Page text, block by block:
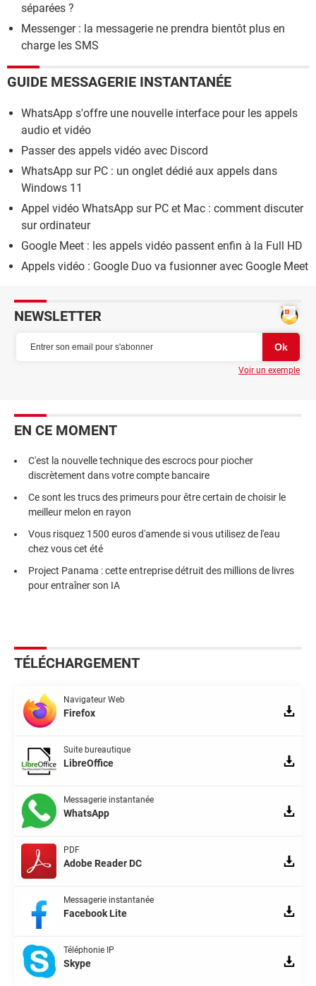
séparées ?
Messenger : la messagerie ne prendra bientôt plus en
charge les SMS
GUIDE MESSAGERIE INSTANTANÉE
WhatsApp s'offre une nouvelle interface pour les appels
audio et vidéo
Passer des appels vidéo avec Discord
WhatsApp sur PC : un onglet dédié aux appels dans
Windows 11
Appel vidéo WhatsApp sur PC et Mac : comment discuter
sur ordinateur
Google Meet : les appels vidéo passent enfin à la Full HD
Appels vidéo : Google Duo va fusionner avec Google Meet
NEWSLETTER
Voir un exemple
EN CE MOMENT
C'est la nouvelle technique des escrocs pour piocher
discrètement dans votre compte bancaire
Ce sont les trucs des primeurs pour être certain de choisir le
meilleur melon en rayon
Vous risquez 1500 euros d'amende si vous utilisez de l'eau
chez vous cet été
Project Panama : cette entreprise détruit des millions de livres
pour entraîner son IA
TÉLÉCHARGEMENT
Navigateur Web
Firefox
Suite bureautique
LibreOffice
Messagerie instantanée
WhatsApp
PDF
Adobe Reader DC
Messagerie instantanée
Facebook Lite
Téléphonie IP
Skype